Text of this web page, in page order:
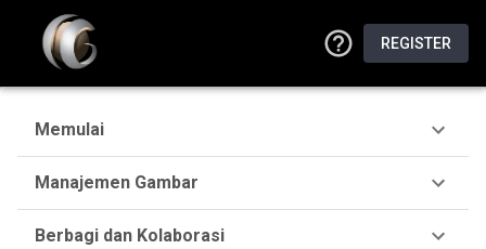
REGISTER
Memulai
Manajemen Gambar
Berbagi dan Kolaborasi